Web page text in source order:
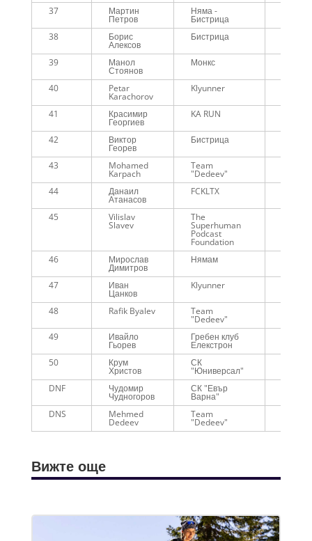
37 Мартин
Петров
Няма -
Бистрица
38 Борис
Алексов
Бистрица
39 Манол
Стоянов
Монкс
40 Petar
Karachorov
Klyunner
41 Красимир
Георгиев
KA RUN
42 Виктор
Георев
Бистрица
43 Mohamed
Karpach
Team
"Dedeev"
44 Данаил
Атанасов
FCKLTX
45 Vilislav
Slavev
The
Superhuman
Podcast
Foundation
46 Мирослав
Димитров
Нямам
47 Иван
Цанков
Klyunner
48 Rafik Byalev Team
"Dedeev"
49 Ивайло
Гьорев
Гребен клуб
Елекстрон
50 Крум
Христов
СК
"Юниверсал"
DNF Чудомир
Чудногоров
СК "Евър
Варна"
DNS Mehmed
Dedeev
Team
"Dedeev"
Вижте още